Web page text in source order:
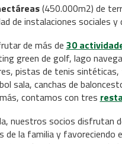
(450.000m2) de
de instalaciones sociales y
de más de 30
green de golf, lago
pistas de tenis
sala, canchas de
contamos con tres
nuestros socios
la familia y favoreciendo